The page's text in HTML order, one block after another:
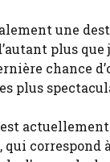
une
plus que
chance
plus
actuellement
correspond